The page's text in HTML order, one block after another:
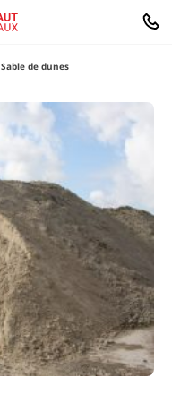
Sable de dunes